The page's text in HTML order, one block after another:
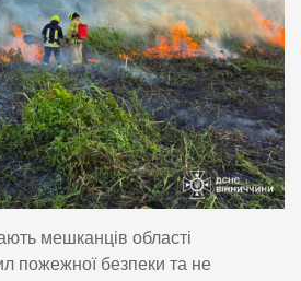
мешканців області
пожежної безпеки та не